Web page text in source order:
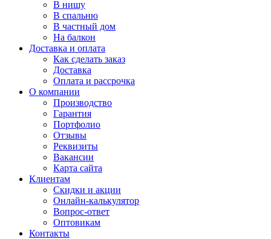
В нишу
В спальню
В частный дом
На балкон
Доставка и оплата
Как сделать заказ
Доставка
Оплата и рассрочка
О компании
Производство
Гарантия
Портфолио
Отзывы
Реквизиты
Вакансии
Карта сайта
Клиентам
Скидки и акции
Онлайн-калькулятор
Вопрос-ответ
Оптовикам
Контакты